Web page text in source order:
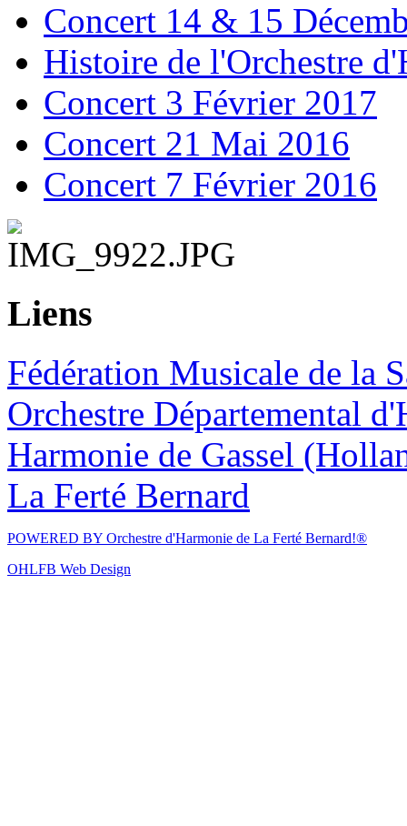
Concert 14 & 15
Histoire de l'Orchestre
Concert 3 Février 2017
Concert 21 Mai 2016
Concert 7 Février 2016
Liens
Fédération Musicale de la
Orchestre Départemental
Harmonie de Gassel
La Ferté Bernard
POWERED BY Orchestre d'Harmonie de La Ferté Bernard!®
OHLFB Web Design